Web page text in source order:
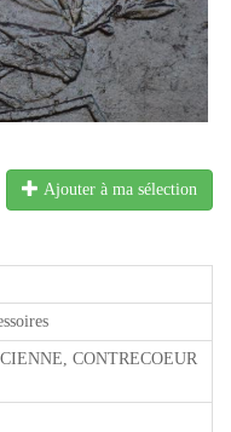
Ajouter à ma sélection
CONTRECOEUR